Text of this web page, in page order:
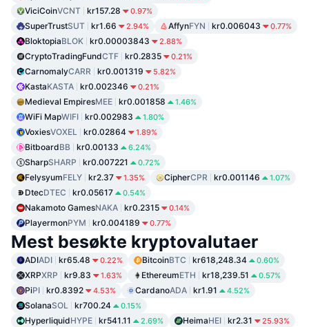
ViciCoinVCNT kr157.28 0.97%
SuperTrustSUT kr1.66 2.94% AffynFYN kr0.006043 0.77%
BloktopiaBLOK kr0.00003843 2.88%
CryptoTradingFundCTF kr0.2835 0.21%
CarnomalyCARR kr0.001319 5.82%
KastaKASTA kr0.002346 0.21%
Medieval EmpiresMEE kr0.001858 1.46%
WiFi MapWIFI kr0.002983 1.80%
VoxiesVOXEL kr0.02864 1.89%
BitboardBB kr0.00133 6.24%
SharpSHARP kr0.007221 0.72%
FelysyumFELY kr2.37 1.35% CipherCPR kr0.001146 1.07%
DtecDTEC kr0.05617 0.54%
Nakamoto GamesNAKA kr0.2315 0.14%
PlayermonPYM kr0.004189 0.77%
Mest besøkte kryptovalutaer
ADIADI kr65.48 0.22% BitcoinBTC kr618,248.34 0.60%
XRPXRP kr9.83 1.63% EthereumETH kr18,239.51 0.57%
PiPI kr0.8392 4.53% CardanoADA kr1.91 4.52%
SolanaSOL kr700.24 0.15%
HyperliquidHYPE kr541.11 2.69% HeimaHEI kr2.31 25.93%